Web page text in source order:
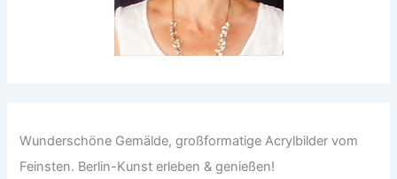
Wunderschöne Gemälde, großformatige Acrylbilder vom
Feinsten. Berlin-Kunst erleben & genießen!